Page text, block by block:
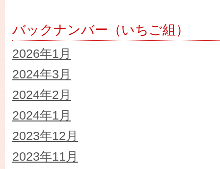
バックナンバー（いちご組）
2026年1月
2024年3月
2024年2月
2024年1月
2023年12月
2023年11月